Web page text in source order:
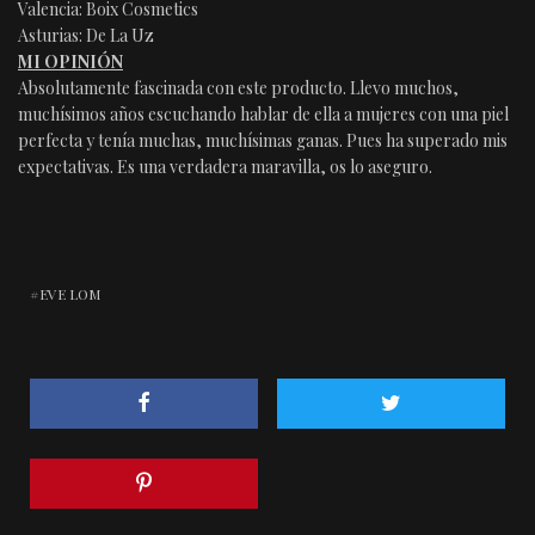
Valencia: Boix Cosmetics
Asturias: De La Uz
MI OPINIÓN
Absolutamente fascinada con este producto. Llevo muchos,
muchísimos años escuchando hablar de ella a mujeres con una piel
perfecta y tenía muchas, muchísimas ganas. Pues ha superado mis
expectativas. Es una verdadera maravilla, os lo aseguro.
EVE LOM